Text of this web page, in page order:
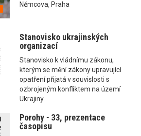
Němcova, Praha
Stanovisko ukrajinských
organizací
Stanovisko k vládnímu zákonu,
kterým se mění zákony upravující
opatření přijatá v souvislosti s
ozbrojeným konfliktem na území
Ukrajiny
Porohy - 33, prezentace
časopisu